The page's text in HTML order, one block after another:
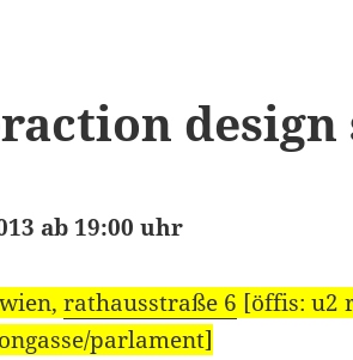
ab 19:00 uhr
rathausstraße 6 [öffis: u2
parlament]